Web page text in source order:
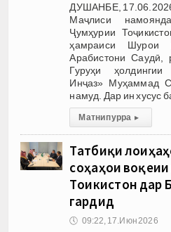
ДУШАНБЕ,
Маҷлиси
Ҷумҳурии
ҳамраиси Шурои
Арабистони Саудӣ,
Гуруҳи
Инҷаз» Муҳаммад
намуд. Дар ин хусус
Матни пурра ▸
Татбиқи
соҳаҳои
Тоҷикистон дар
гардид
🕔 09:22, 17.Июн 2026